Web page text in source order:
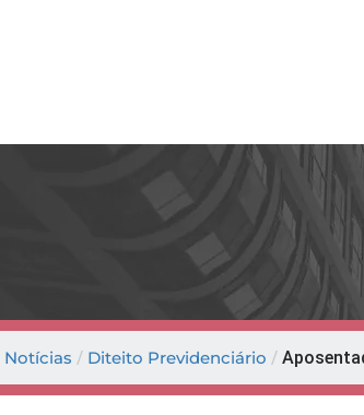
Notícias / Diteito Previdenciário /